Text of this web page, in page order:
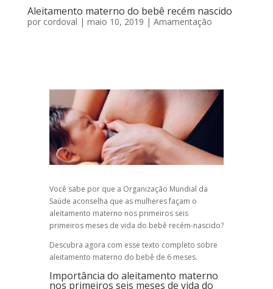
Aleitamento materno do bebê recém nascido
por cordoval | maio 10, 2019 | Amamentação
Você sabe por que a Organização Mundial da
Saúde aconselha que as mulheres façam o
aleitamento materno nos primeiros seis
primeiros meses de vida do bebê recém-nascido?
Descubra agora com esse texto completo sobre
aleitamento materno do bebê de 6 meses.
Importância do aleitamento materno
nos primeiros seis meses de vida do